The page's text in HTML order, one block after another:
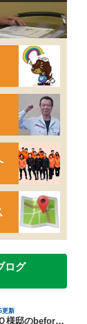
ログ
更新
和泉市Ｏ様邸のbeforeとafter（外壁塗装）